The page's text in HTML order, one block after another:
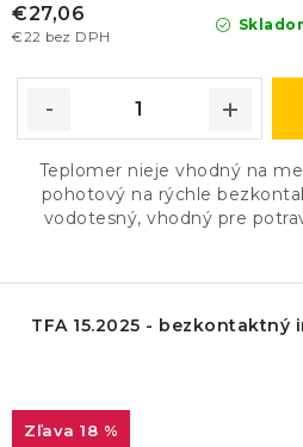
€22 bez DPH
€27,06
Teplomer nieje vhodný na
pohotový na rýchle
vodotesný, vhodný pre
TFA 15.2025 -
18 %